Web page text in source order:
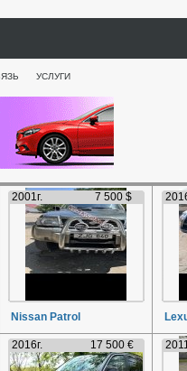
УСЛУГИ
2001г. 7 500 $
Nissan Patrol
2016г. 17 500 €